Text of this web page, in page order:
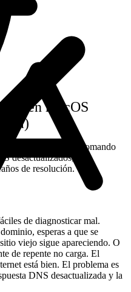
en macOS
con un solo comando
desactualizados,
de resolución.
de diagnosticar mal.
esperas a que se
viejo sigue apareciendo. O
de repente no carga. El
está bien. El problema es
DNS desactualizada y la